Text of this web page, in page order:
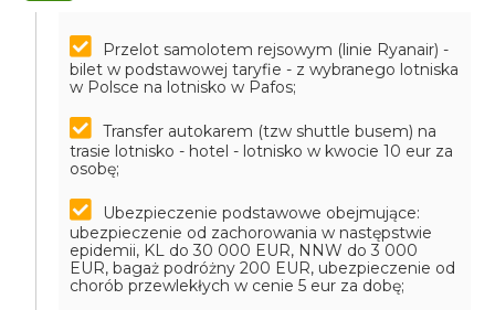
Przelot samolotem rejsowym (linie Ryanair) -
bilet w podstawowej taryfie - z wybranego lotniska
w Polsce na lotnisko w Pafos;
Transfer autokarem (tzw shuttle busem) na
trasie lotnisko - hotel - lotnisko w kwocie 10 eur za
osobę;
Ubezpieczenie podstawowe obejmujące:
ubezpieczenie od zachorowania w następstwie
epidemii, KL do 30 000 EUR, NNW do 3 000
EUR, bagaż podróżny 200 EUR, ubezpieczenie od
chorób przewlekłych w cenie 5 eur za dobę;